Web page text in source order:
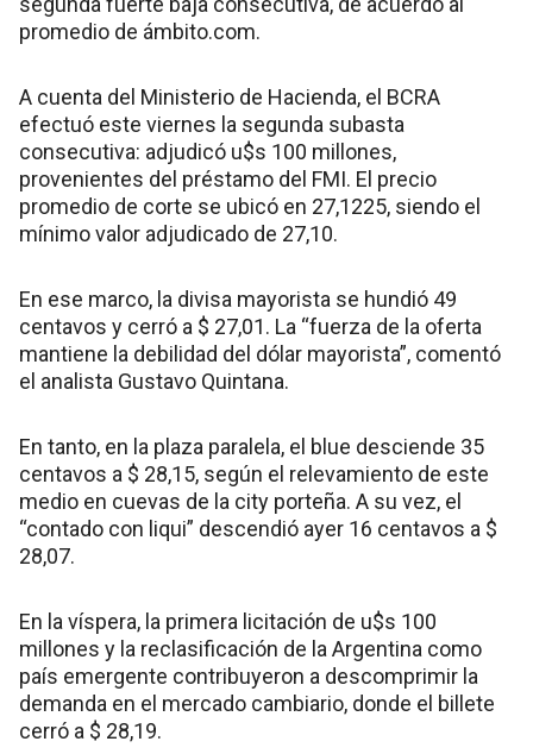
promedio de ámbito.com.
A cuenta del Ministerio de Hacienda, el BCRA
efectuó este viernes la segunda subasta
consecutiva: adjudicó u$s 100 millones,
provenientes del préstamo del FMI. El precio
promedio de corte se ubicó en 27,1225, siendo el
mínimo valor adjudicado de 27,10.
En ese marco, la divisa mayorista se hundió 49
centavos y cerró a $ 27,01. La “fuerza de la oferta
mantiene la debilidad del dólar mayorista”, comentó
el analista Gustavo Quintana.
En tanto, en la plaza paralela, el blue desciende 35
centavos a $ 28,15, según el relevamiento de este
medio en cuevas de la city porteña. A su vez, el
“contado con liqui” descendió ayer 16 centavos a $
28,07.
En la víspera, la primera licitación de u$s 100
millones y la reclasificación de la Argentina como
país emergente contribuyeron a descomprimir la
demanda en el mercado cambiario, donde el billete
cerró a $ 28,19.